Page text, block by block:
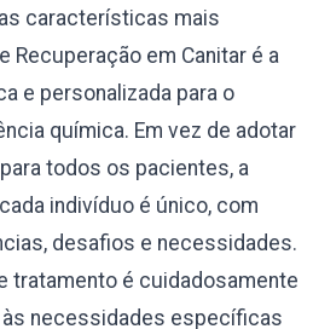
características mais
Recuperação em Canitar é a
e personalizada para o
química. Em vez de adotar
todos os pacientes, a
indivíduo é único, com
desafios e necessidades.
tratamento é cuidadosamente
às necessidades específicas